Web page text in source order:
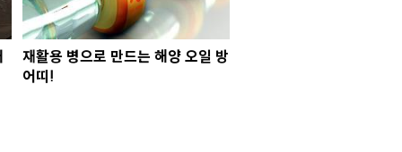
재활용 병으로 만드는 해양 오일 방
어띠!